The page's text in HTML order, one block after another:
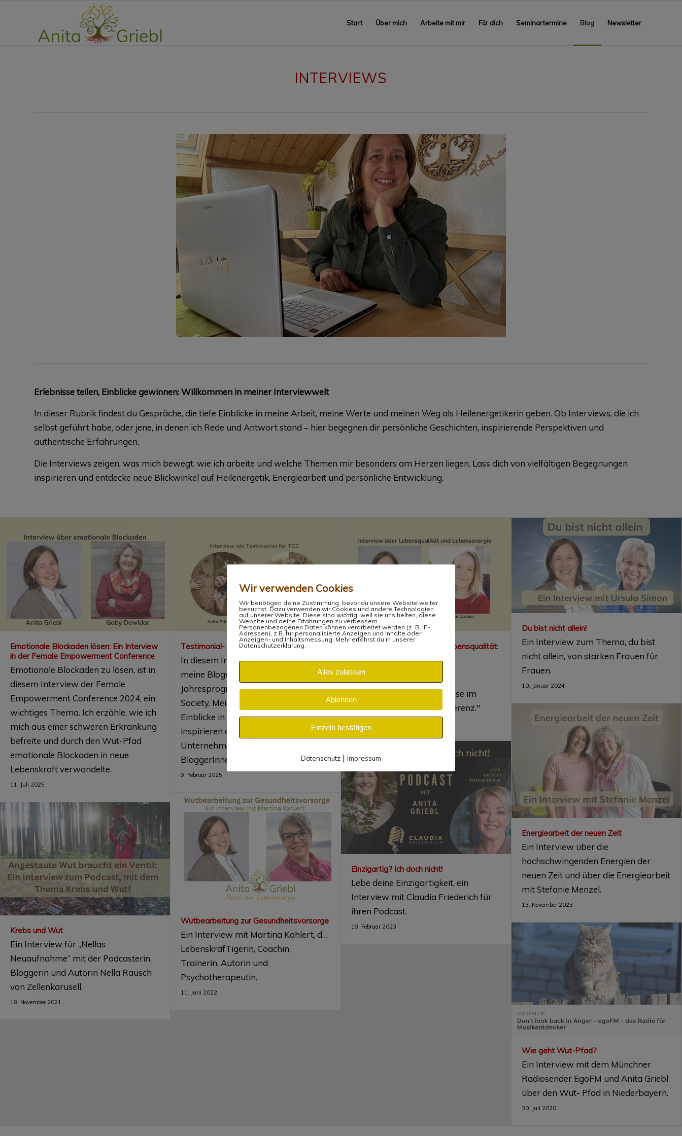
Start Über mich Arbeite mit mir Für dich Seminartermine Blog Newsletter
INTERVIEWS
Erlebnisse teilen, Einblicke gewinnen: Willkommen in meiner Interviewwelt
In dieser Rubrik findest du Gespräche, die tiefe Einblicke in meine Arbeit, meine Werte und meinen Weg als Heilenergetikerin geben. Ob Interviews, die ich
selbst geführt habe, oder jene, in denen ich Rede und Antwort stand – hier begegnen dir persönliche Geschichten, inspirierende Perspektiven und
authentische Erfahrungen.
Die Interviews zeigen, was mich bewegt, wie ich arbeite und welche Themen mir besonders am Herzen liegen. Lass dich von vielfältigen Begegnungen
inspirieren und entdecke neue Blickwinkel auf Heilenergetik, Energiearbeit und persönliche Entwicklung.
Emotionale Blockaden lösen: Ein Interview
in der Female Empowerment Conference
Emotionale Blockaden zu lösen, ist in
diesem Interview der Female
Empowerment Conference 2024, ein
wichtiges Thema. Ich erzähle, wie ich
mich aus einer schweren Erkrankung
befreite und durch den Wut-Pfad
emotionale Blockaden in neue
Lebenskraft verwandelte.
11. Juli 2025
Testimonial- Interview für TCS
In diesem Interview geht es um
meine Blogerfolge im
Jahresprogramm The Content
Society. Meine Erfahrungen geben
Einblicke in meine Blogarbeit und
inspirieren andere
UnternehmerInnen und
BloggerInnen.
9. Februar 2025
„Mehr Lebensenergie und Lebensqualität:
"Mehr Lebensenergie und
Lebensqualität: Erkenntnisse im
Interview der Frauenkonferenz."
Du bist nicht allein!
Ein Interview zum Thema, du bist
nicht allein, von starken Frauen für
Frauen.
10. Januar 2024
Energiearbeit der neuen Zeit
Ein Interview über die
hochschwingenden Energien der
neuen Zeit und über die Energiearbeit
mit Stefanie Menzel.
13. November 2023
Einzigartig? Ich doch nicht!
Lebe deine Einzigartigkeit, ein
Interview mit Claudia Friederich für
ihren Podcast.
18. Februar 2023
Wutbearbeitung zur Gesundheitsvorsorge
Ein Interview mit Martina Kahlert, der
LebenskräfTigerin, Coachin,
Trainerin, Autorin und
Psychotherapeutin.
11. Juni 2022
Krebs und Wut
Ein Interview für „Nellas
Neuaufnahme“ mit der Podcasterin,
Bloggerin und Autorin Nella Rausch
von Zellenkarusell.
18. November 2021
Wie geht Wut-Pfad?
Ein Interview mit dem Münchner
Radiosender EgoFM und Anita Griebl
über den Wut- Pfad in Niederbayern.
30. Juli 2020
Wir verwenden Cookies
Wir benötigen deine Zustimmung, bevor du unsere Website weiter
besuchst. Dazu verwenden wir Cookies und andere Technologien
auf unserer Website. Diese sind wichtig, weil sie uns helfen, diese
Website und deine Erfahrungen zu verbessern.
Personenbezogenen Daten können verarbeitet werden (z. B. IP-
Adressen), z.B. für personalisierte Anzeigen und Inhalte oder
Anzeigen- und Inhaltsmessung. Mehr erfährst du in unserer
Datenschutzerklärung.
Alles zulassen
Ablehnen
Einzeln bestätigen
Datenschutz | Impressum